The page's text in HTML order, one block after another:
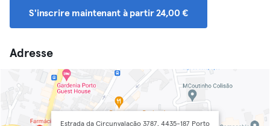
S'inscrire maintenant à partir 24,00 €
Adresse
Estrada da Circunvalação 3787, 4435-187 Porto